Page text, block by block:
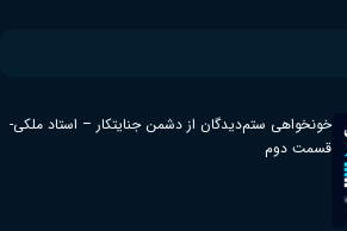
خونخواهی ستم‌دیدگان از دشمن جنایتکار – استاد ملکی-
قسمت دوم